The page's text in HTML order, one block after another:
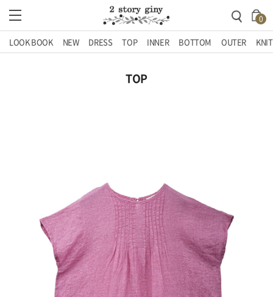
0
LOOK BOOK NEW DRESS TOP INNER BOTTOM OUTER KNIT
TOP